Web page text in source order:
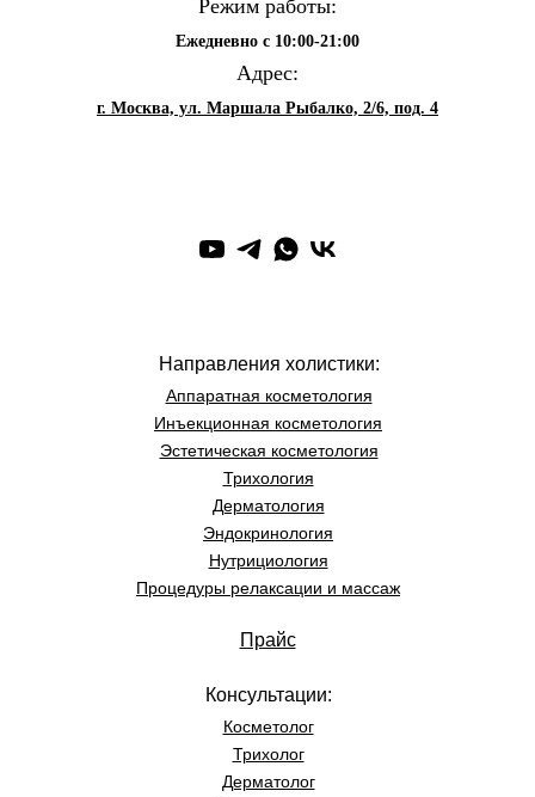
Режим работы:
Ежедневно с 10:00-21:00
Адрес:
г. Москва, ул. Маршала Рыбалко, 2/6, под. 4
Направления холистики:
Консультации:
Эстетическая косметология
Косметолог
Трихолог
Дерматолог
Процедуры релаксации и массаж
Нутрициология
Эндокринология
Дерматология
Трихология
Инъекционная косметология
Аппаратная косметология
Прайс